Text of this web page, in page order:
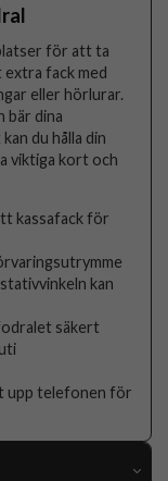
för att ta
fack med
eller hörlurar.
bär dina
du hålla din
viktiga kort och
kassafack för
kan
säkert
upp telefonen för